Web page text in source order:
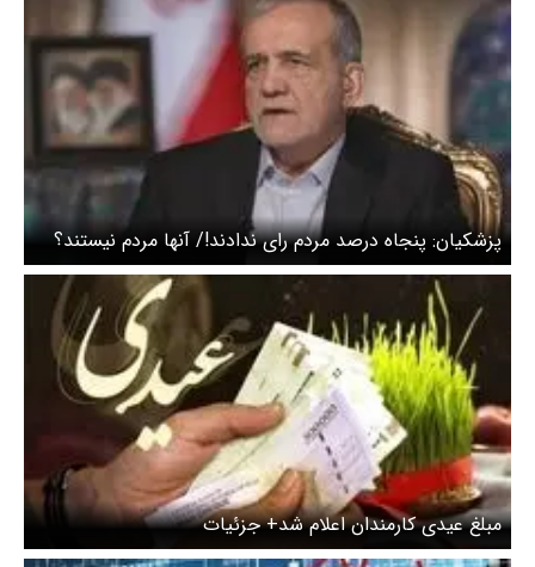
پزشکیان: پنجاه درصد مردم رای ندادند!/ آنها مردم نیستند؟
مبلغ عیدی کارمندان اعلام شد+ جزئیات